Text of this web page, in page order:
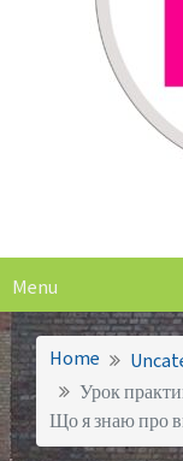
Menu
Home
Урок
Що я знаю про